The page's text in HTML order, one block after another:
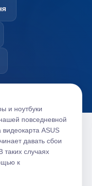
и ноутбуки
повседневной
ASUS
давать сбои
таких случаях
к